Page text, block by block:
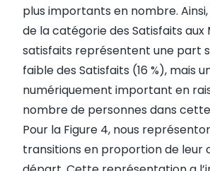
plus importants en nombre.
de la catégorie des Satisfaits
satisfaits représentent une part
faible des Satisfaits (16 %), mais
numériquement important en
nombre de personnes dans
Pour la Figure 4, nous
transitions en proportion de leur